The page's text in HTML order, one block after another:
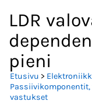
LDR
pieni
Etusivu >
vastukset